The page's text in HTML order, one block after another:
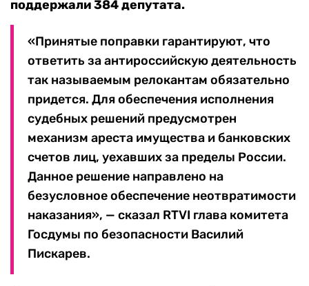
поддержали 384 депутата.
«Принятые поправки гарантируют, что
ответить за антироссийскую деятельность
так называемым релокантам обязательно
придется. Для обеспечения исполнения
судебных решений предусмотрен
механизм ареста имущества и банковских
счетов лиц, уехавших за пределы России.
Данное решение направлено на
безусловное обеспечение неотвратимости
наказания», — сказал RTVI глава комитета
Госдумы по безопасности Василий
Пискарев.